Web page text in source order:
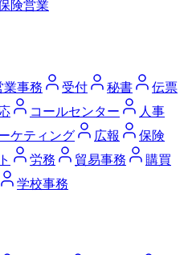
険営業
業事務 受付 秘書
伝票
コールセンター
人事
ケティング 広報
保険
労務 貿易事務
購買
学校事務